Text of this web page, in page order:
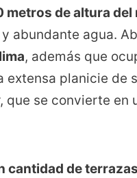
metros de altura del
abundante agua.
, además que
extensa planicie de
que se convierte en
cantidad de